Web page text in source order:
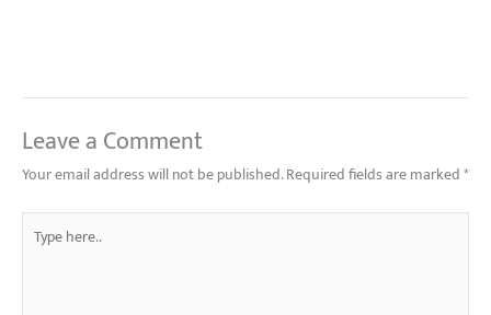
Leave a Comment
Your email address will not be published.Required fields are marked*
here..